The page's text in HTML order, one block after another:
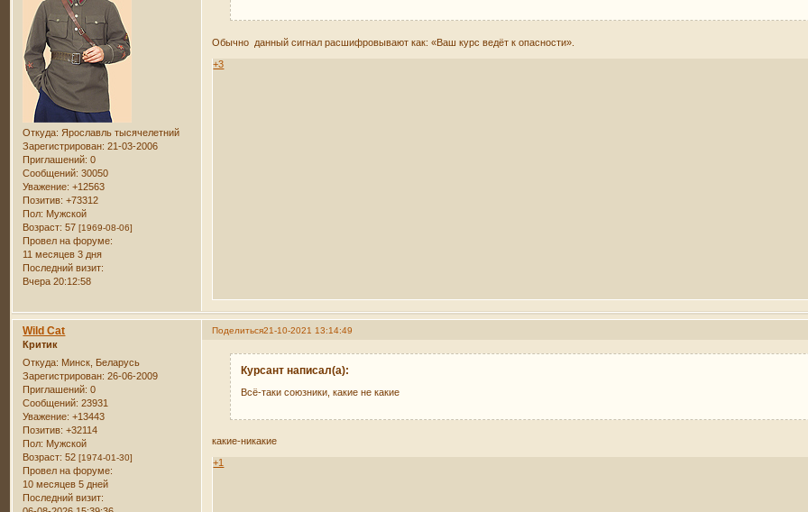
Откуда: Ярославль тысячелетний
Зарегистрирован: 21-03-2006
Приглашений: 0
Сообщений: 30050
Уважение: +12563
Позитив: +73312
Пол: Мужской
Возраст: 57[1969-08-06]
Провел на форуме:
11 месяцев 3 дня
Последний визит:
Вчера 20:12:58
Обычно данный сигнал расшифровывают как: «Ваш курс ведёт к опасности».
+3
Поделиться21-10-2021 13:14:49
Wild Cat
Критик
Откуда: Минск, Беларусь
Зарегистрирован: 26-06-2009
Приглашений: 0
Сообщений: 23931
Уважение: +13443
Позитив: +32114
Пол: Мужской
Возраст: 52[1974-01-30]
Провел на форуме:
10 месяцев 5 дней
Последний визит:
Курсант написал(а):
Всё-таки союзники, какие не какие
какие-никакие
+1